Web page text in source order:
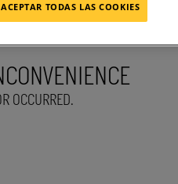
OCCURRED.
ACEPTAR TODAS LAS COOKIES